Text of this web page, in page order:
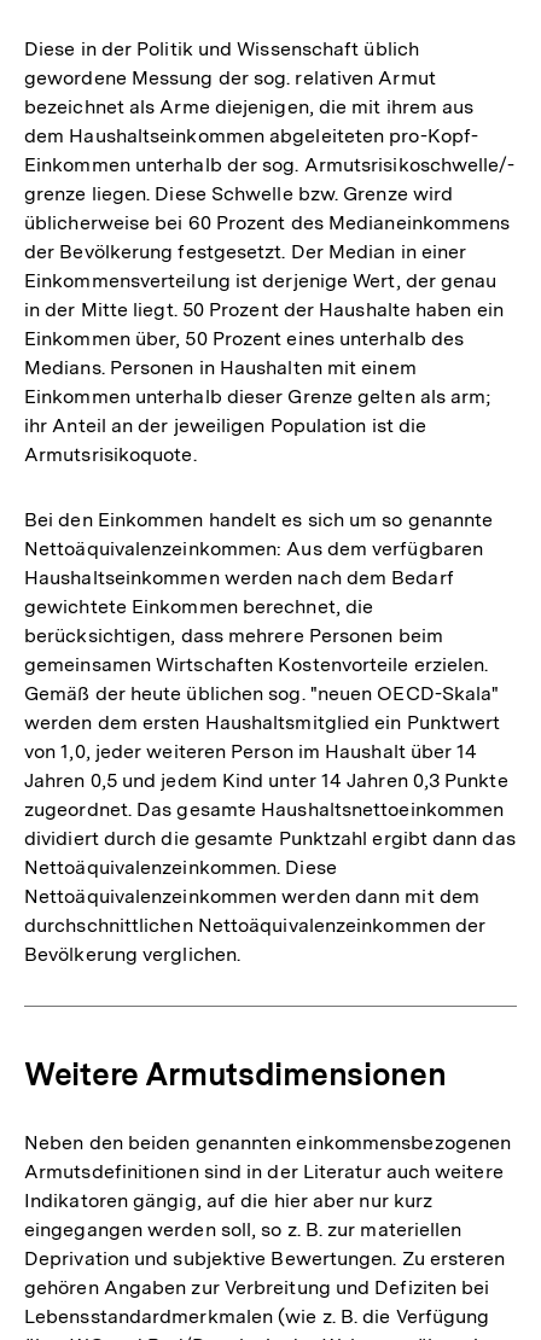
Diese in der Politik und Wissenschaft üblich
gewordene Messung der sog. relativen Armut
bezeichnet als Arme diejenigen, die mit ihrem aus
dem Haushaltseinkommen abgeleiteten pro-Kopf-
Einkommen unterhalb der sog. Armutsrisikoschwelle/-
grenze liegen. Diese Schwelle bzw. Grenze wird
üblicherweise bei 60 Prozent des Medianeinkommens
der Bevölkerung festgesetzt. Der Median in einer
Einkommensverteilung ist derjenige Wert, der genau
in der Mitte liegt. 50 Prozent der Haushalte haben ein
Einkommen über, 50 Prozent eines unterhalb des
Medians. Personen in Haushalten mit einem
Einkommen unterhalb dieser Grenze gelten als arm;
ihr Anteil an der jeweiligen Population ist die
Armutsrisikoquote.
Bei den Einkommen handelt es sich um so genannte
Nettoäquivalenzeinkommen: Aus dem verfügbaren
Haushaltseinkommen werden nach dem Bedarf
gewichtete Einkommen berechnet, die
berücksichtigen, dass mehrere Personen beim
gemeinsamen Wirtschaften Kostenvorteile erzielen.
Gemäß der heute üblichen sog. "neuen OECD-Skala"
werden dem ersten Haushaltsmitglied ein Punktwert
von 1,0, jeder weiteren Person im Haushalt über 14
Jahren 0,5 und jedem Kind unter 14 Jahren 0,3 Punkte
zugeordnet. Das gesamte Haushaltsnettoeinkommen
dividiert durch die gesamte Punktzahl ergibt dann das
Nettoäquivalenzeinkommen. Diese
Nettoäquivalenzeinkommen werden dann mit dem
durchschnittlichen Nettoäquivalenzeinkommen der
Bevölkerung verglichen.
Weitere Armutsdimensionen
Neben den beiden genannten einkommensbezogenen
Armutsdefinitionen sind in der Literatur auch weitere
Indikatoren gängig, auf die hier aber nur kurz
eingegangen werden soll, so z. B. zur materiellen
Deprivation und subjektive Bewertungen. Zu ersteren
gehören Angaben zur Verbreitung und Defiziten bei
Lebensstandardmerkmalen (wie z. B. die Verfügung